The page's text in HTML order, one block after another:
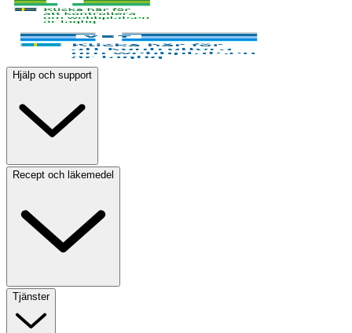
Hjälp och support
Recept och läkemedel
Tjänster